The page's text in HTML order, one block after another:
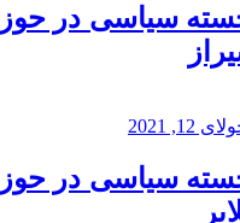
سیاسی در
12, 2021
سیاسی در